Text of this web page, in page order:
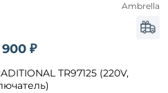
₽
TR97125 (220V,
Ambrella